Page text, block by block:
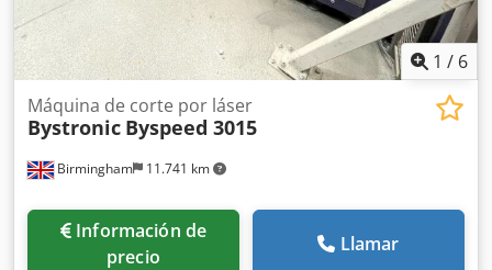
1 / 6
Birmingham 11.741 km
Máquina de corte por láser
Bystronic Byspeed 3015
Información de
precio
Llamar